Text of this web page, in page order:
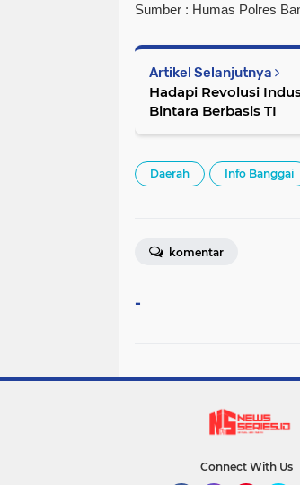
Sumber : Humas Polres
Artikel Selanjutnya
Hadapi Revolusi
Bintara Berbasis TI
Daerah Info Banggai
komentar
-
Connect With Us